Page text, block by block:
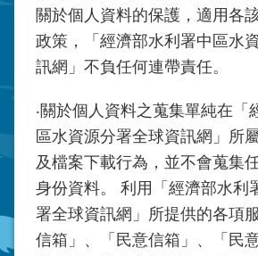
關於個人資料的保護，適用各
政策，「經濟部水利署中區水
訊網」不負任何連帶責任。
‧關於個人資料之蒐集單純在「
區水資源分署全球資訊網」所
及檔案下載行為，並不會蒐集
身份資料。 利用「經濟部水利
署全球資訊網」所提供的各項
信箱」、「民意信箱」、「民